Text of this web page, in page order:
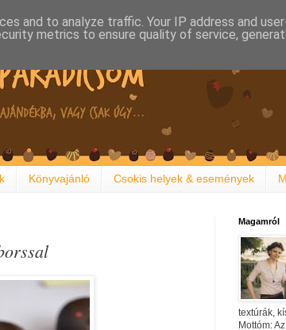
Könyvajánló Csokis helyek & események
Magamról
textúrák,
Mottóm:
and to analyze traffic. Your IP address and
metrics to ensure quality of service,